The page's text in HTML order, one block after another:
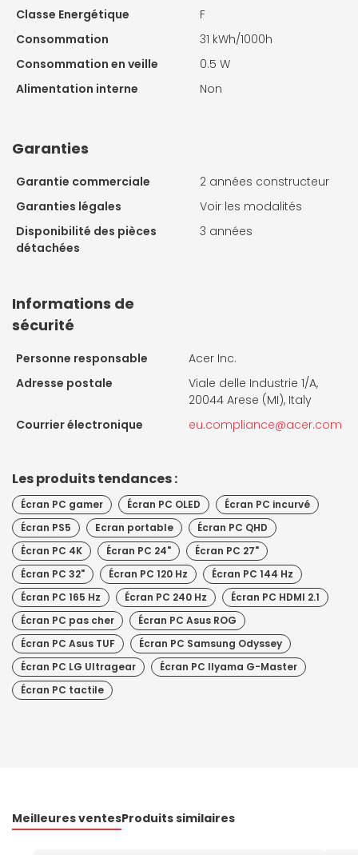
Classe Energétique
F
Consommation
31 kWh/1000h
Consommation en veille
0.5 W
Alimentation interne
Non
Garanties
Garantie commerciale
2 années constructeur
Garanties légales
Voir les modalités
Disponibilité des pièces
détachées
3 années
Informations de
sécurité
Personne responsable
Acer Inc.
Adresse postale
Viale delle Industrie 1/A,
20044 Arese (MI), Italy
Courrier électronique
eu.compliance@acer.com
Les produits tendances :
Écran PC gamer Écran PC OLED
Écran PC incurvé
Écran PS5
Ecran portable
Écran PC QHD
Écran PC 4K
Écran PC 24"
Écran PC 27"
Écran PC 32"
Écran PC 120 Hz
Écran PC 144 Hz
Écran PC 165 Hz
Écran PC 240 Hz
Écran PC HDMI 2.1
Écran PC pas cher
Écran PC Asus ROG
Écran PC Asus TUF
Écran PC Samsung Odyssey
Écran PC LG Ultragear
Écran PC IIyama G-Master
Écran PC tactile
Meilleures ventesProduits similaires